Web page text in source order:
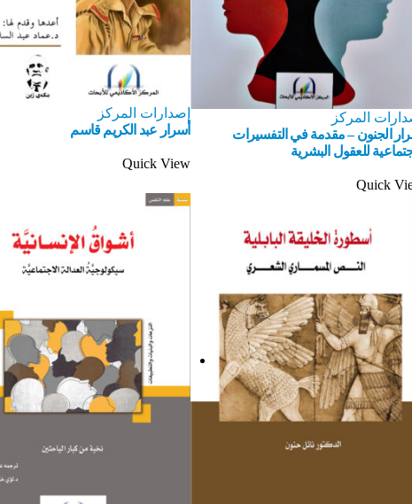
المركز
الجنون – مقدمة في التفسيرات
للعقول البشرية
Quick
إصدارات المركز
أسرار عبد الكريم قاسم
Quick View